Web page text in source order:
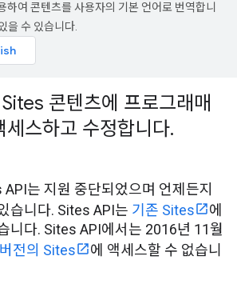
하여 콘텐츠를 사용자의 기본 언어로 번역합니
을 수 있습니다.
콘텐츠에 프로그래매
세스하고 수정합니다.
API는 지원 중단되었으며 언제든지
습니다. Sites API는 기존 Sites
에
니다. Sites API에서는 2016년 11월
전의 Sites
에 액세스할 수 없습니